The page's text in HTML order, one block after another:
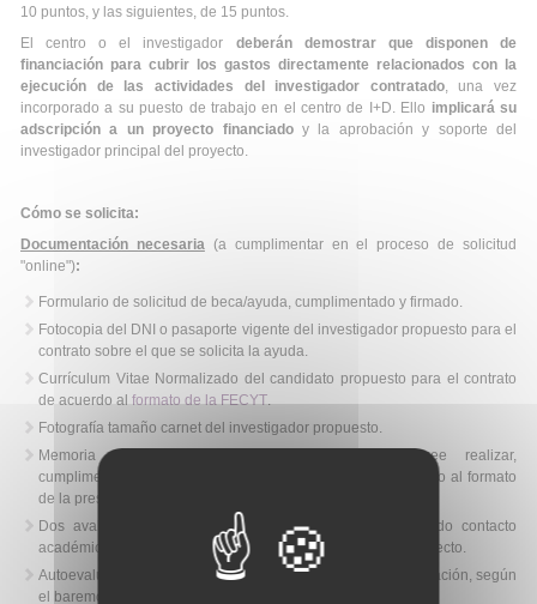
10 puntos, y las siguientes, de 15 puntos.
El centro o el investigador deberán demostrar que disponen de
financiación para cubrir los gastos directamente relacionados con la
ejecución de las actividades del investigador contratado, una vez
incorporado a su puesto de trabajo en el centro de I+D. Ello implicará su
adscripción a un proyecto financiadoy la aprobación y soporte del
investigador principal del proyecto.
Cómo se solicita:
Documentación necesaria(a cumplimentar en el proceso de solicitud
"online"):
Formulario de solicitud de beca/ayuda, cumplimentado y firmado.
Fotocopia del DNI o pasaporte vigente del investigador propuesto para el
contrato sobre el que se solicita la ayuda.
Currículum Vitae Normalizado del candidato propuesto para el contrato
de acuerdo al formato de la FECYT.
Fotografía tamaño carnet del investigador propuesto.
Memoria del proyecto de investigación que desee realizar,
cumplimentada ‘on line’ y subida en formato PDF de acuerdo al formato
de la presente convocatoria.
Dos avales de dos socios de la SEHH que hayan tenido contacto
académico o profesional con el candidato, apoyando su proyecto.
Autoevaluación del CV del candidato y del grupo de investigación, según
el baremo de la convocatoria.